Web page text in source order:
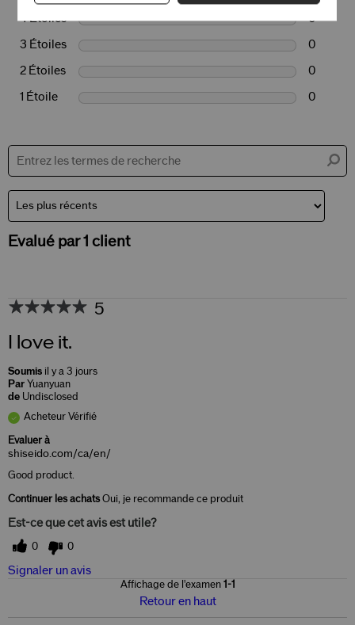
4 Étoiles 0
3 Étoiles 0
2 Étoiles 0
1 Étoile 0
Evalué par 1 client
5
I love it.
Soumis il y a 3 jours
Par Yuanyuan
de Undisclosed
Acheteur Vérifié
Evaluer à
shiseido.com/ca/en/
Good product.
Continuer les achatsOui, je recommande ce produit
Est-ce que cet avis est utile?
0 0
Signaler un avis
Affichage de l'examen 1-1
Retour en haut